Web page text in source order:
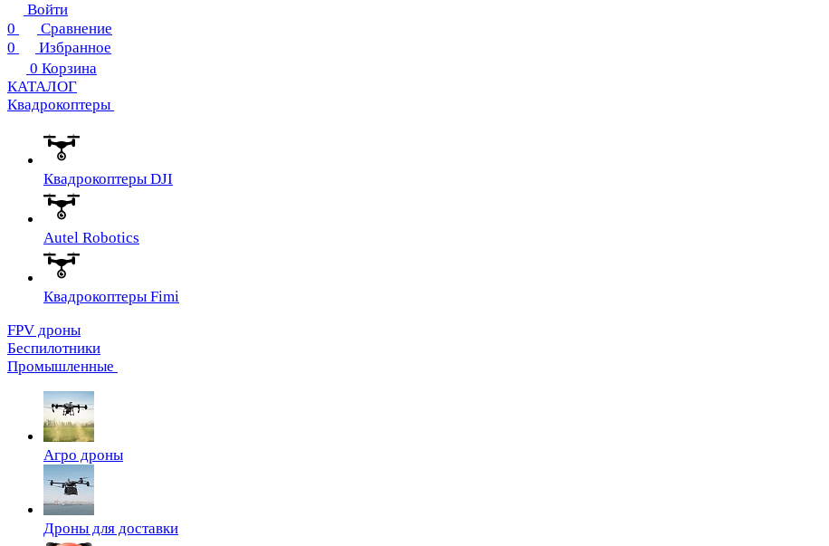
Войти
0
Сравнение
0
Избранное
0 Корзина
КАТАЛОГ
Квадрокоптеры
Квадрокоптеры DJI
Autel Robotics
Квадрокоптеры Fimi
FPV дроны
Беспилотники
Промышленные
Агро дроны
Дроны для доставки